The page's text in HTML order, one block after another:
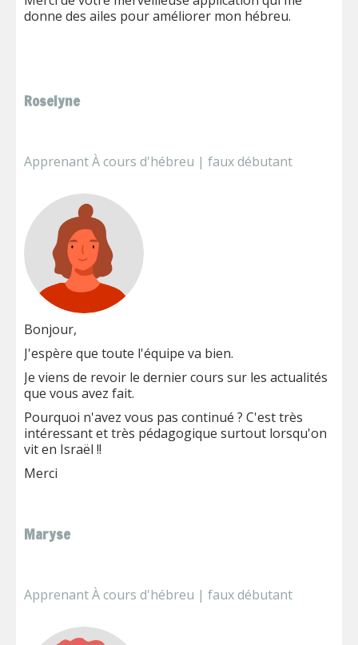
donne des ailes pour améliorer mon hébreu.
Roselyne
Apprenant À cours d'hébreu | faux débutant
Bonjour,
J'espère que toute l'équipe va bien.
Je viens de revoir le dernier cours sur les actualités
que vous avez fait.
Pourquoi n'avez vous pas continué ? C'est très
intéressant et très pédagogique surtout lorsqu'on
vit en Israël !!
Merci
Maryse
Apprenant À cours d'hébreu | faux débutant